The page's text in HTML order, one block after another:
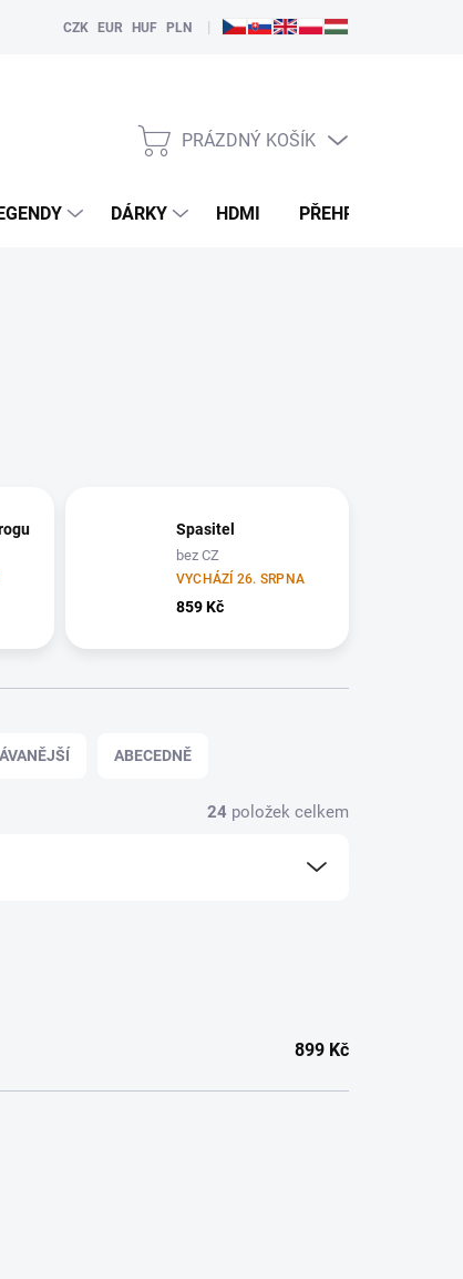
CZK EUR HUF PLN |
NÁKUPNÍ
PRÁZDNÝ KOŠÍK
DÁRKY HDMI PŘEHRÁVAČE
Spasitel
bez CZ
VYCHÁZÍ 26. SRPNA
859 Kč
ABECEDNĚ
24 položek celkem
899 Kč